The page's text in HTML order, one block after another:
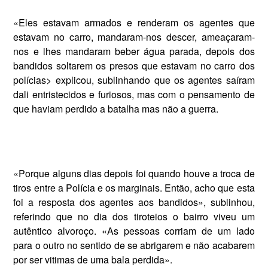
«Eles estavam armados e renderam os agentes que
estavam no carro, manda­ram-nos descer, ameaçaram-
nos e lhes mandaram beber água parada, depois dos
bandidos soltarem os presos que estavam no carro dos
polícias> explicou, sublinhando que os agentes saíram
dali entristecidos e furiosos, mas com o pensa­mento de
que haviam perdido a batalha mas não a guerra.
«Porque alguns dias depois foi quando houve a troca de
tiros entre a Polícia e os marginais. Então, acho que esta
foi a res­posta dos agentes aos bandidos», subli­nhou,
referindo que no dia dos tiroteios o bairro viveu um
autêntico alvoroço. «As pessoas corriam de um lado
para o outro no sentido de se abrigarem e não acaba­rem
por ser vitimas de uma bala perdida».